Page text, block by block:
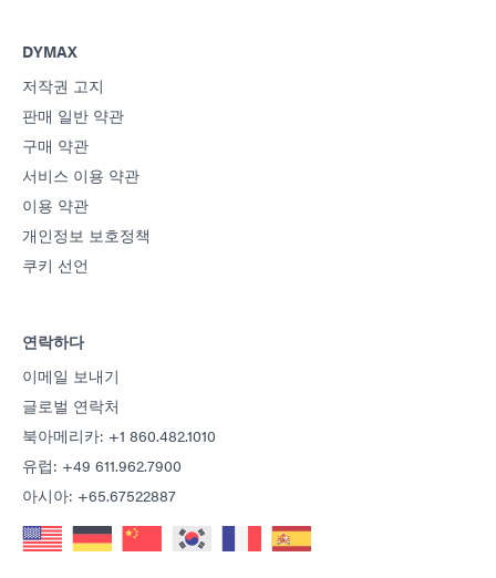
DYMAX
저작권 고지
판매 일반 약관
구매 약관
서비스 이용 약관
이용 약관
개인정보 보호정책
쿠키 선언
연락하다
이메일 보내기
글로벌 연락처
북아메리카: +1 860.482.1010
유럽: +49 611.962.7900
아시아: +65.67522887